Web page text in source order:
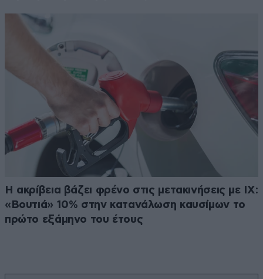
Η ακρίβεια βάζει φρένο στις μετακινήσεις με ΙΧ:
«Βουτιά» 10% στην κατανάλωση καυσίμων το
πρώτο εξάμηνο του έτους